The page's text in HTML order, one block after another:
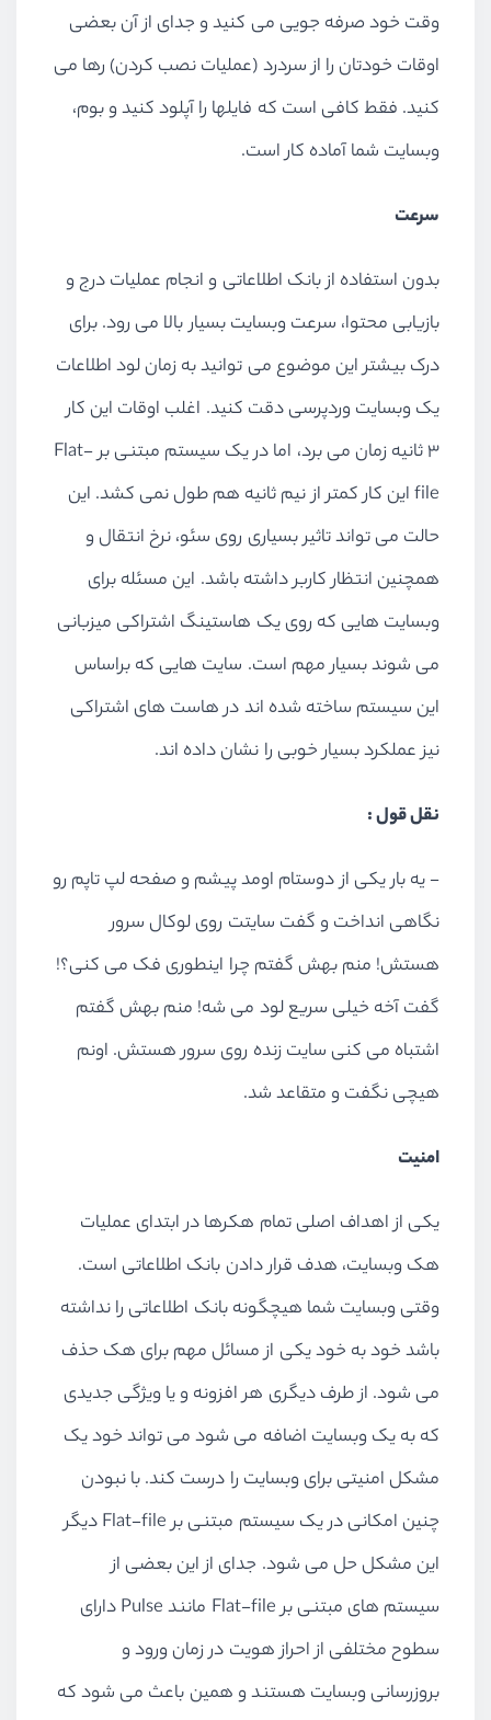
وقت خود صرفه جویی می کنید و جدای از آن بعضی
اوقات خودتان را از سردرد (عملیات نصب کردن) رها می
کنید. فقط کافی است که فایلها را آپلود کنید و بوم،
وبسایت شما آماده کار است.
سرعت
بدون استفاده از بانک اطلاعاتی و انجام عملیات درج و
بازیابی محتوا، سرعت وبسایت بسیار بالا می رود. برای
درک بیشتر این موضوع می توانید به زمان لود اطلاعات
یک وبسایت وردپرسی دقت کنید. اغلب اوقات این کار
۳ ثانیه زمان می برد، اما در یک سیستم مبتنی بر Flat-
file این کار کمتر از نیم ثانیه هم طول نمی کشد. این
حالت می تواند تاثیر بسیاری روی سئو، نرخ انتقال و
همچنین انتظار کاربر داشته باشد. این مسئله برای
وبسایت هایی که روی یک هاستینگ اشتراکی میزبانی
می شوند بسیار مهم است. سایت هایی که براساس
این سیستم ساخته شده اند در هاست های اشتراکی
نیز عملکرد بسیار خوبی را نشان داده اند.
نقل قول :
- یه بار یکی از دوستام اومد پیشم و صفحه لپ تاپم رو
نگاهی انداخت و گفت سایتت روی لوکال سرور
هستش! منم بهش گفتم چرا اینطوری فک می کنی؟!
گفت آخه خیلی سریع لود می شه! منم بهش گفتم
اشتباه می کنی سایت زنده روی سرور هستش. اونم
هیچی نگفت و متقاعد شد.
امنیت
یکی از اهداف اصلی تمام هکرها در ابتدای عملیات
هک وبسایت، هدف قرار دادن بانک اطلاعاتی است.
وقتی وبسایت شما هیچگونه بانک اطلاعاتی را نداشته
باشد خود به خود یکی از مسائل مهم برای هک حذف
می شود. از طرف دیگری هر افزونه و یا ویژگی جدیدی
که به یک وبسایت اضافه می شود می تواند خود یک
مشکل امنیتی برای وبسایت را درست کند. با نبودن
چنین امکانی در یک سیستم مبتنی بر Flat-file دیگر
این مشکل حل می شود. جدای از این بعضی از
سیستم های مبتنی بر Flat-file مانند Pulse دارای
سطوح مختلفی از احراز هویت در زمان ورود و
بروزرسانی وبسایت هستند و همین باعث می شود که